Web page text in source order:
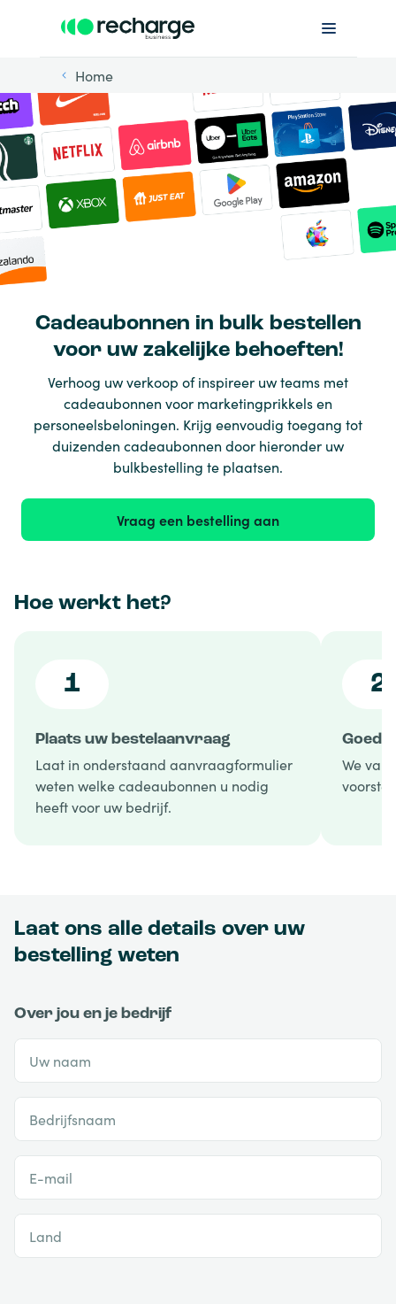
Home
Cadeaubonnen in bulk bestellen
voor uw zakelijke behoeften!
Verhoog uw verkoop of inspireer uw teams met
cadeaubonnen voor marketingprikkels en
personeelsbeloningen. Krijg eenvoudig toegang tot
duizenden cadeaubonnen door hieronder uw
bulkbestelling te plaatsen.
Vraag een bestelling aan
Hoe werkt het?
1
Plaats uw bestelaanvraag
Laat in onderstaand aanvraagformulier
weten welke cadeaubonnen u nodig
heeft voor uw bedrijf.
2
We
Laat ons alle details over uw
bestelling weten
Over jou en je bedrijf
Uw naam
Bedrijfsnaam
E-mail
Land